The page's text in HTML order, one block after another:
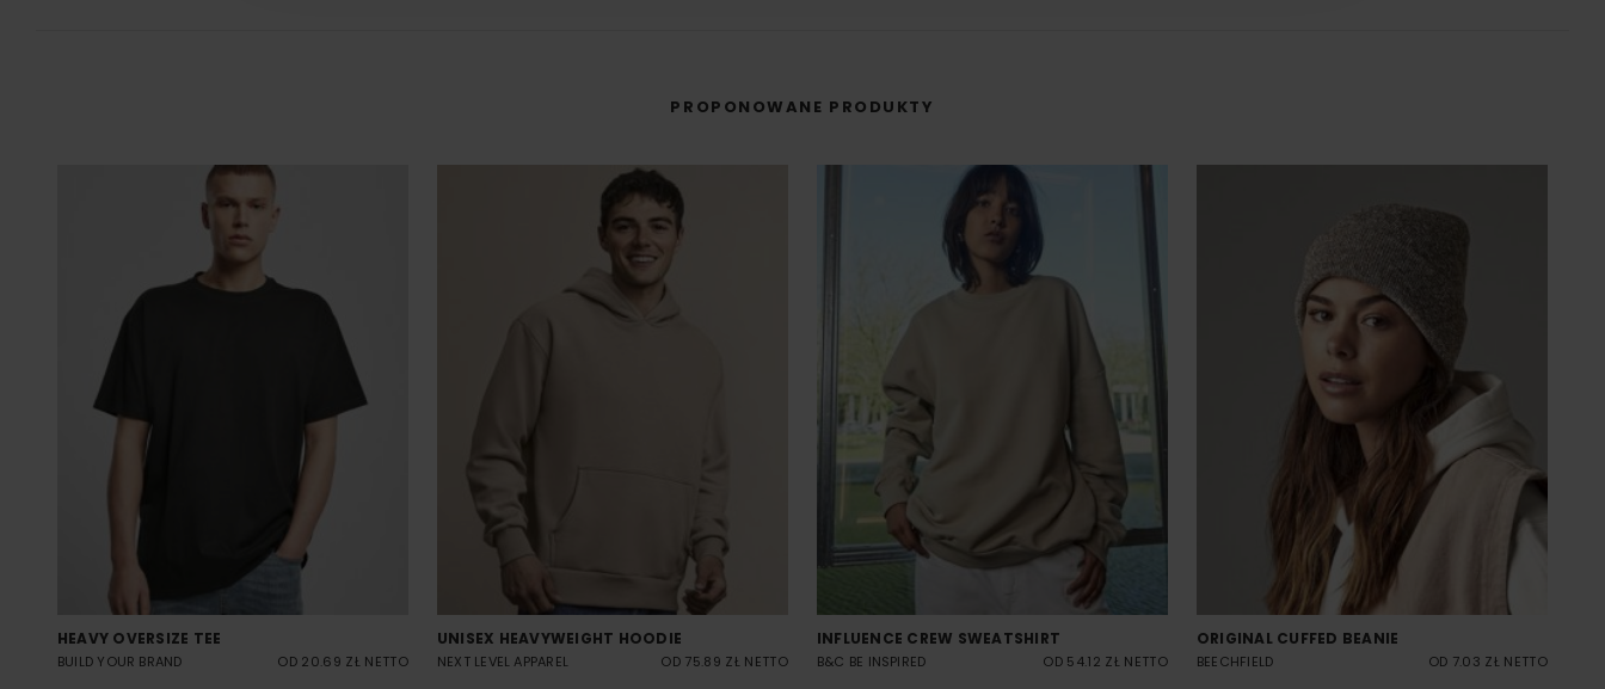
PROPONOWANE PRODUKTY
HEAVY OVERSIZE TEE
BUILD YOUR BRAND OD 20.69 ZŁ NETTO
UNISEX HEAVYWEIGHT HOODIE
NEXT LEVEL APPAREL OD 75.89 ZŁ NETTO
INFLUENCE CREW SWEATSHIRT
B&C BE INSPIRED OD 54.12 ZŁ NETTO
ORIGINAL CUFFED BEANIE
BEECHFIELD OD 7.03 ZŁ NETTO